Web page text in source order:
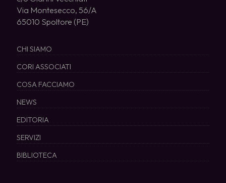
Via Montesecco, 56/A
65010 Spoltore (PE)
CHI SIAMO
CORI ASSOCIATI
COSA FACCIAMO
NEWS
EDITORIA
SERVIZI
BIBLIOTECA